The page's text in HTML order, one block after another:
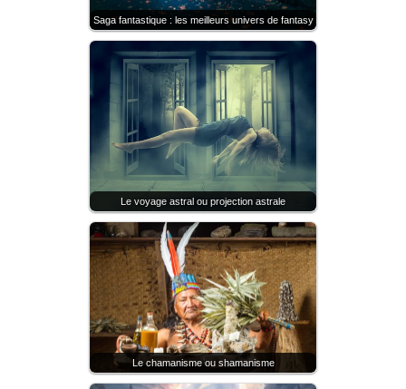
Saga fantastique : les meilleurs univers de fantasy
Le voyage astral ou projection astrale
Le chamanisme ou shamanisme